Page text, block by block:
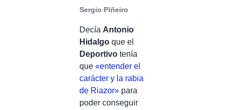
Sergio Piñeiro
Decía Antonio
Hidalgo que el
Deportivo tenía
que «entender el
carácter y la rabia
de Riazor» para
poder conseguir